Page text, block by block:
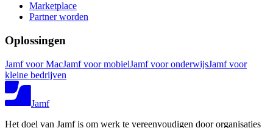
Marketplace
Partner worden
Oplossingen
Jamf voor MacJamf voor mobielJamf voor onderwijsJamf voor
kleine bedrijven
Jamf
Het doel van Jamf is om werk te vereenvoudigen door organisaties